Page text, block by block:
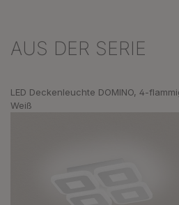
Produktgalerie überspringen
AUS DER SERIE
LED Deckenleuchte DOMINO, 4-
Weiß